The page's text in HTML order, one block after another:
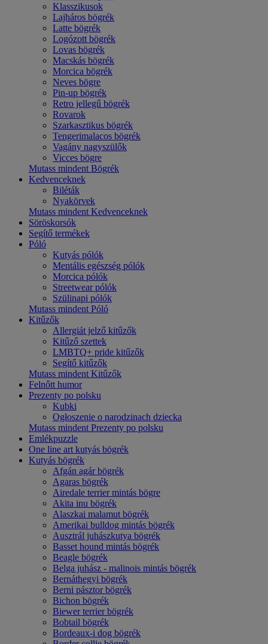
Klasszikusok
Lajháros bögrék
Latte bögrék
Logózott bögrék
Lovas bögrék
Macskás bögrék
Morcica bögrék
Neves bögre
Pin-up bögrék
Retro jellegű bögrék
Rovarok
Szarkasztikus bögrék
Tengerimalacos bögrék
Vagány nagyszülők
Vicces bögre
Mutass mindent Bögrék
Kedvenceknek
Biléták
Nyakörvek
Mutass mindent Kedvenceknek
Söröskorsók
Segítő termékek
Póló
Kutyás pólók
Mentális egészség pólók
Morcica pólók
Streetwear pólók
Szülinapi pólók
Mutass mindent Póló
Kitűzők
Allergiát jelző kitűzők
Kitűző szettek
LMBTQ+ pride kitűzők
Segítő kitűzők
Mutass mindent Kitűzők
Felnőtt humor
Prezenty po polsku
Kubki
Ogłoszenie o narodzinach dziecka
Mutass mindent Prezenty po polsku
Emlékpuzzle
One line art kutyás bögrék
Kutyás bögrék
Afgán agár bögrék
Agaras bögrék
Airedale terrier mintás bögre
Akita inu bögrék
Alaszkai malamut bögrék
Amerikai bulldog mintás bögrék
Ausztrál juhászkutya bögrék
Basset hound mintás bögrék
Beagle bögrék
Belga juhász - malinois mintás bögrék
Bernáthegyi bögrék
Berni pásztor bögrék
Bichon bögrék
Biewer terrier bögrék
Bobtail bögrék
Bordeaux-i dog bögrék